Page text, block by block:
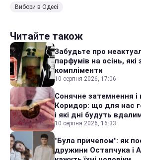
Вибори в Одесі
Читайте також
Забудьте про
парфумів на осінь, які
компліменти
10 серпня 2026, 17:06
Сонячне затемнення і
Коридор: що для нас
і які дні будуть
10 серпня 2026, 16:33
"Була причепом": як
дружини Остапчука і